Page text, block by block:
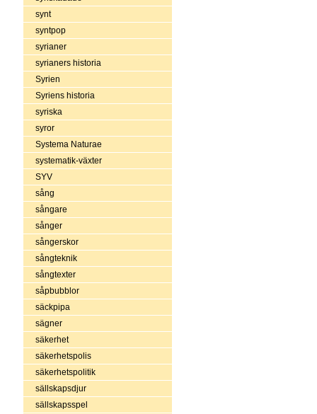
synt
syntpop
syrianer
syrianers historia
Syrien
Syriens historia
syriska
syror
Systema Naturae
systematik-växter
SYV
sång
sångare
sånger
sångerskor
sångteknik
sångtexter
såpbubblor
säckpipa
sägner
säkerhet
säkerhetspolis
säkerhetspolitik
sällskapsdjur
sällskapsspel